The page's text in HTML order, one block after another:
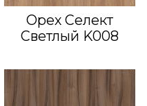
Орех Селект
Светлый K008